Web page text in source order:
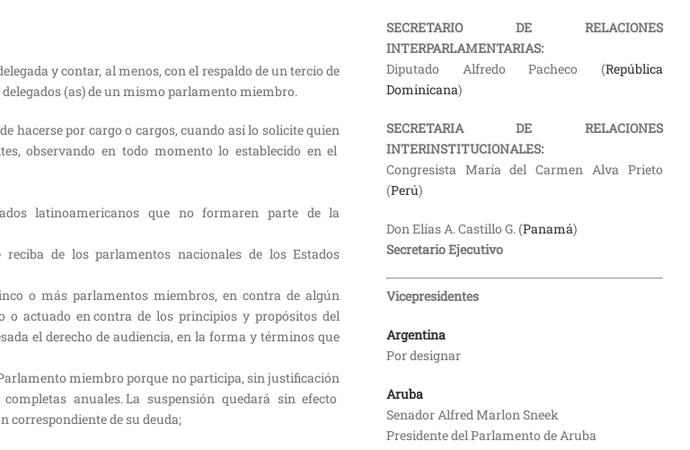
y contar, al menos, con el respaldo de un tercio de
(as) de un mismo parlamento miembro.
hacerse por cargo o cargos, cuando así lo solicite quien
observando en todo momento lo establecido en el
latinoamericanos que no formaren parte de la
reciba de los parlamentos nacionales de los Estados
o más parlamentos miembros, en contra de algún
actuado en contra de los principios y propósitos del
el derecho de audiencia, en la forma y términos que
miembro porque no participa, sin justificación
anuales. La suspensión quedará sin efecto
de su deuda;
SECRETARIO DE RELACIONES
INTERPARLAMENTARIAS:
Diputado Alfredo Pacheco (República
Dominicana)
SECRETARIA DE RELACIONES
INTERINSTITUCIONALES:
Congresista María del Carmen Alva Prieto
(Perú)
Don Elías A. Castillo G. (Panamá)
Secretario Ejecutivo
Vicepresidentes
Argentina
Por designar
Aruba
Senador Alfred Marlon Sneek
Presidente del Parlamento de Aruba